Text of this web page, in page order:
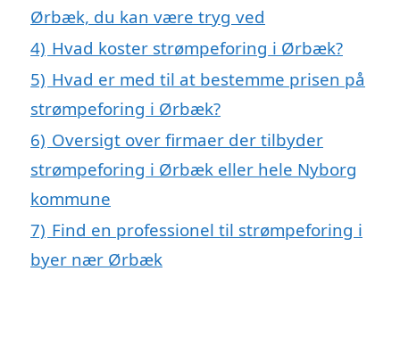
Ørbæk, du kan være tryg ved
4) Hvad koster strømpeforing i Ørbæk?
5) Hvad er med til at bestemme prisen på
strømpeforing i Ørbæk?
6) Oversigt over firmaer der tilbyder
strømpeforing i Ørbæk eller hele Nyborg
kommune
7) Find en professionel til strømpeforing i
byer nær Ørbæk